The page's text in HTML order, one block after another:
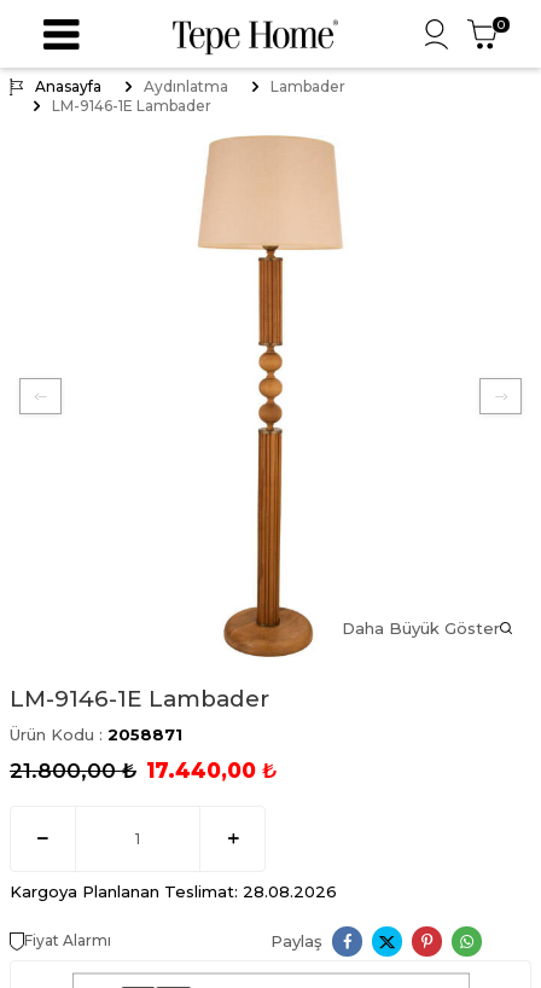
0
Anasayfa Aydınlatma
Lambader
LM-9146-1E Lambader
Daha Büyük Göster
LM-9146-1E Lambader
Ürün Kodu : 2058871
21.800,00₺ 17.440,00 ₺
Kargoya Planlanan Teslimat: 28.08.2026
Fiyat Alarmı Paylaş